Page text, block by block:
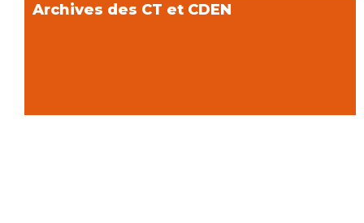
Archives des CT et CDEN